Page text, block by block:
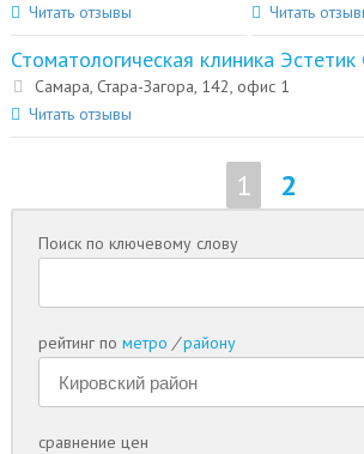
Читать отзывы
Читать
Стоматологическая клиника
Самара, Стара-Загора, 142, офис 1
Читать отзывы
1 2
Поиск по ключевому слову
рейтинг пометро / району
сравнение цен